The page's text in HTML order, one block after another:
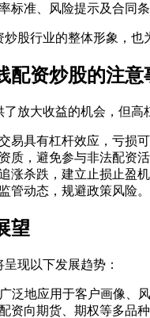
标准、风险提示及合同
股行业的整体形象，
配资炒股的注意
放大收益的机会，但
交易具有杠杆效应，亏损
质，避免参与非法配资
涨杀跌，建立止损止盈
管动态，规避政策风险。
望
现以下发展趋势：
泛地应用于客户画像、
资向期货、期权等多品